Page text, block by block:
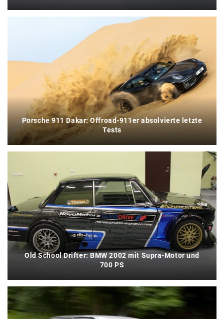
Porsche 911 Dakar: Offroad-911er absolvierte letzte
Tests
Old School Drifter: BMW 2002 mit Supra-Motor und
700 PS